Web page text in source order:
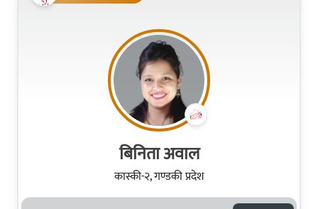
बिनिता अवाल
कास्की-२, गण्डकी प्रदेश